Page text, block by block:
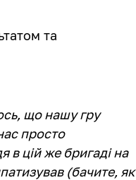
та
що нашу гру
просто
в цій же бригаді на
(бачите, як